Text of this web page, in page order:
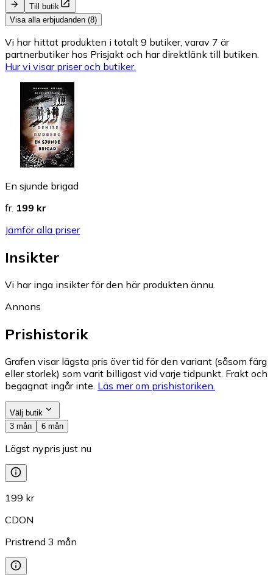
Till butik
Visa alla erbjudanden (8)
Vi har hittat produkten i totalt 9 butiker, varav 7 är
partnerbutiker hos Prisjakt och har direktlänk till butiken.
Hur vi visar priser och butiker.
En sjunde brigad
fr. 199 kr
Jämför alla priser
Insikter
Vi har inga insikter för den här produkten ännu.
Annons
Prishistorik
Grafen visar lägsta pris över tid för den variant (såsom färg
eller storlek) som varit billigast vid varje tidpunkt. Frakt och
begagnat ingår inte. Läs mer om prishistoriken.
Välj butik
3 mån
6 mån
Lägst nypris just nu
199 kr
CDON
Pristrend 3 mån